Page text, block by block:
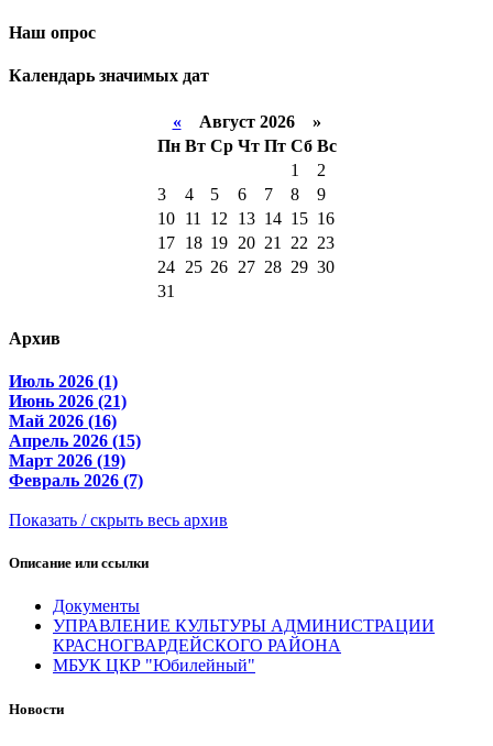
Наш опрос
Календарь значимых дат
«Август 2026 »
Пн Вт Ср Чт Пт Сб Вс
1
2
3
4 5 6 7 8
9
10
11 12 13 14 15 16
17
18 19 20 21 22 23
24 25 26 27 28 29 30
31
Архив
Июль 2026 (1)
Июнь 2026 (21)
Май 2026 (16)
Апрель 2026 (15)
Март 2026 (19)
Февраль 2026 (7)
Показать / скрыть весь архив
Описание или ссылки
Документы
УПРАВЛЕНИЕ КУЛЬТУРЫ АДМИНИСТРАЦИИ
КРАСНОГВАРДЕЙСКОГО РАЙОНА
МБУК ЦКР "Юбилейный"
Новости